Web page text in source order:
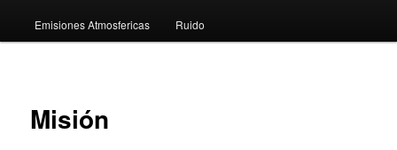
Emisiones Atmosfericas Ruido
Misión